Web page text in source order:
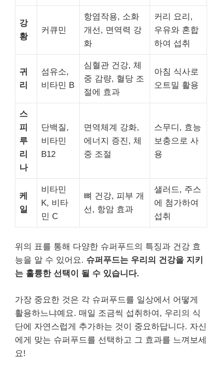
강
황
커큐민
항염작용, 소화
개선, 면역력 강
화
커리 요리,
우유와 혼합
하여 섭취
귀
리
섬유소,
비타민 B
심혈관 건강, 체
중 감량, 혈당 조
절에 효과
아침 식사로
오트밀 활용
스
피
루
리
나
단백질,
비타민
B12
면역체계 강화,
에너지 증진, 체
중 조절
스무디, 효능
보충으로 사
용
케
일
비타민
K, 비타
민 C
뼈 건강, 피부 개
선, 항암 효과
샐러드, 주스
에 첨가하여
섭취
위의 표를 통해 다양한 슈퍼푸드의 특징과 건강 효
능을 알 수 있어요. 슈퍼푸드는 우리의 건강을 지키
는 훌륭한 선택이 될 수 있습니다.
가장 중요한 것은 각 슈퍼푸드를 일상에서 어떻게
활용하느냐예요. 매일 조금씩 섭취하여, 우리의 식
단에 자연스럽게 추가하는 것이 중요하답니다. 자신
에게 맞는 슈퍼푸드를 선택하고 그 효과를 느껴보세
요!